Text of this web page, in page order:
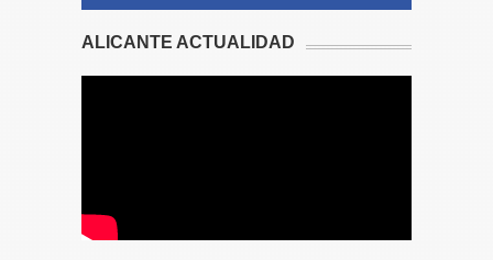
ALICANTE ACTUALIDAD